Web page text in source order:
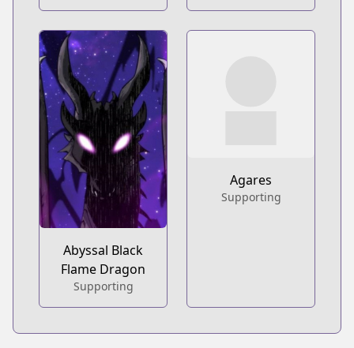
Abyssal Black
Flame Dragon
Supporting
Agares
Supporting